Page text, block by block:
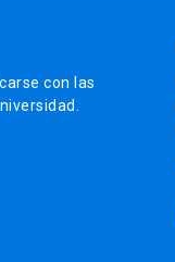
con las